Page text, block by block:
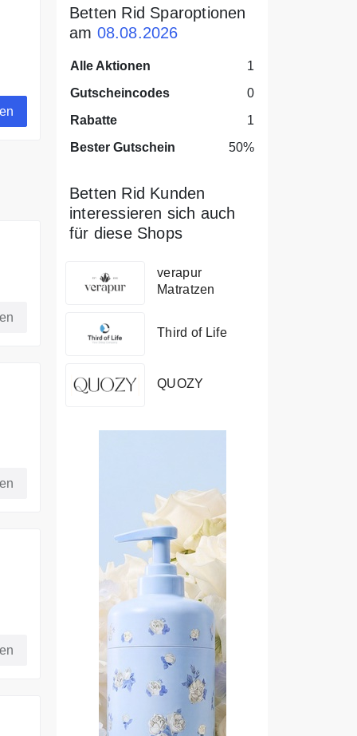
Betten Rid Sparoptionen
am 08.08.2026
Alle Aktionen
1
Gutscheincodes
0
Rabatte
1
Bester Gutschein
50%
Betten Rid Kunden
interessieren sich auch
für diese Shops
verapur
Matratzen
Third of Life
QUOZY